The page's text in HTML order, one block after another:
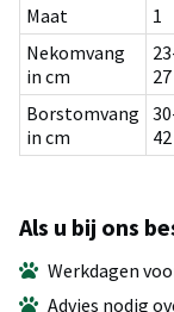
Maat 1
Nekomvang
in cm
27
Borstomvang
in cm
42
Als u bij ons
Werkdagen
Advies nodig